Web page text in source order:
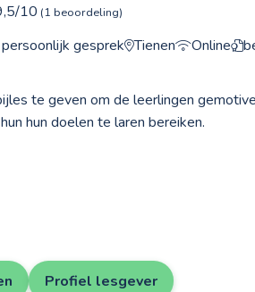
10 (1 beoordeling)
gesprek Tienen Online
te geven om de leerlingen
hun doelen te laren bereiken.
Profiel lesgever